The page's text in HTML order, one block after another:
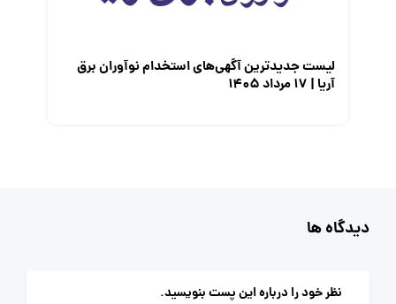
لیست جدیدترین آگهی‌های استخدام نوآوران برق
آریا | ۱۷ مرداد ۱۴۰۵
دیدگاه ها
نظر خود را درباره این پست بنویسید.